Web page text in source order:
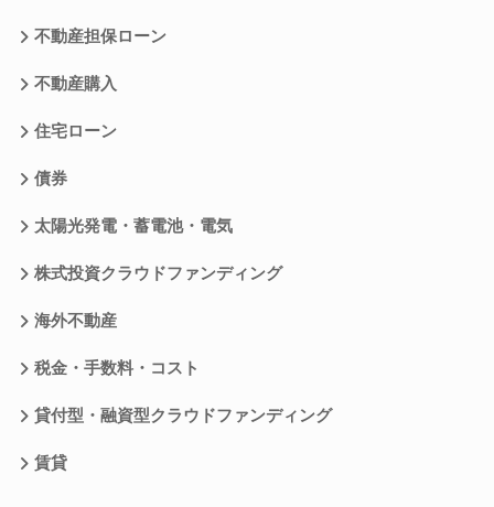
不動産担保ローン
不動産購入
住宅ローン
債券
太陽光発電・蓄電池・電気
株式投資クラウドファンディング
海外不動産
税金・手数料・コスト
貸付型・融資型クラウドファンディング
賃貸